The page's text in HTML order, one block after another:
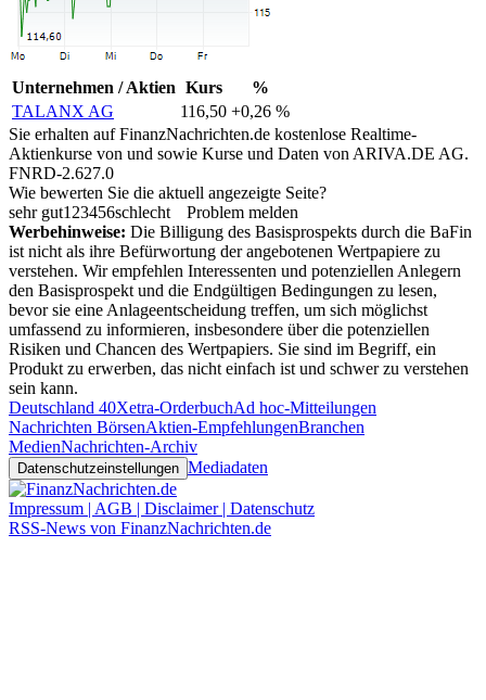
Unternehmen / Aktien Kurs
%
TALANX AG
116,50 +0,26 %
Sie erhalten auf FinanzNachrichten.de kostenlose Realtime-
Aktienkurse von und sowie Kurse und Daten von ARIVA.DE AG.
FNRD-2.627.0
Wie bewerten Sie die aktuell angezeigte Seite?
sehr gut1 23456schlecht
Problem melden
Werbehinweise: Die Billigung des Basisprospekts durch die BaFin
ist nicht als ihre Befürwortung der angebotenen Wertpapiere zu
verstehen. Wir empfehlen Interessenten und potenziellen Anlegern
den Basisprospekt und die Endgültigen Bedingungen zu lesen,
bevor sie eine Anlageentscheidung treffen, um sich möglichst
umfassend zu informieren, insbesondere über die potenziellen
Risiken und Chancen des Wertpapiers. Sie sind im Begriff, ein
Produkt zu erwerben, das nicht einfach ist und schwer zu verstehen
sein kann.
Deutschland 40Xetra-OrderbuchAd hoc-Mitteilungen
Nachrichten BörsenAktien-EmpfehlungenBranchen
MedienNachrichten-Archiv
Datenschutzeinstellungen Mediadaten
Impressum | AGB | Disclaimer | Datenschutz
RSS-News von FinanzNachrichten.de